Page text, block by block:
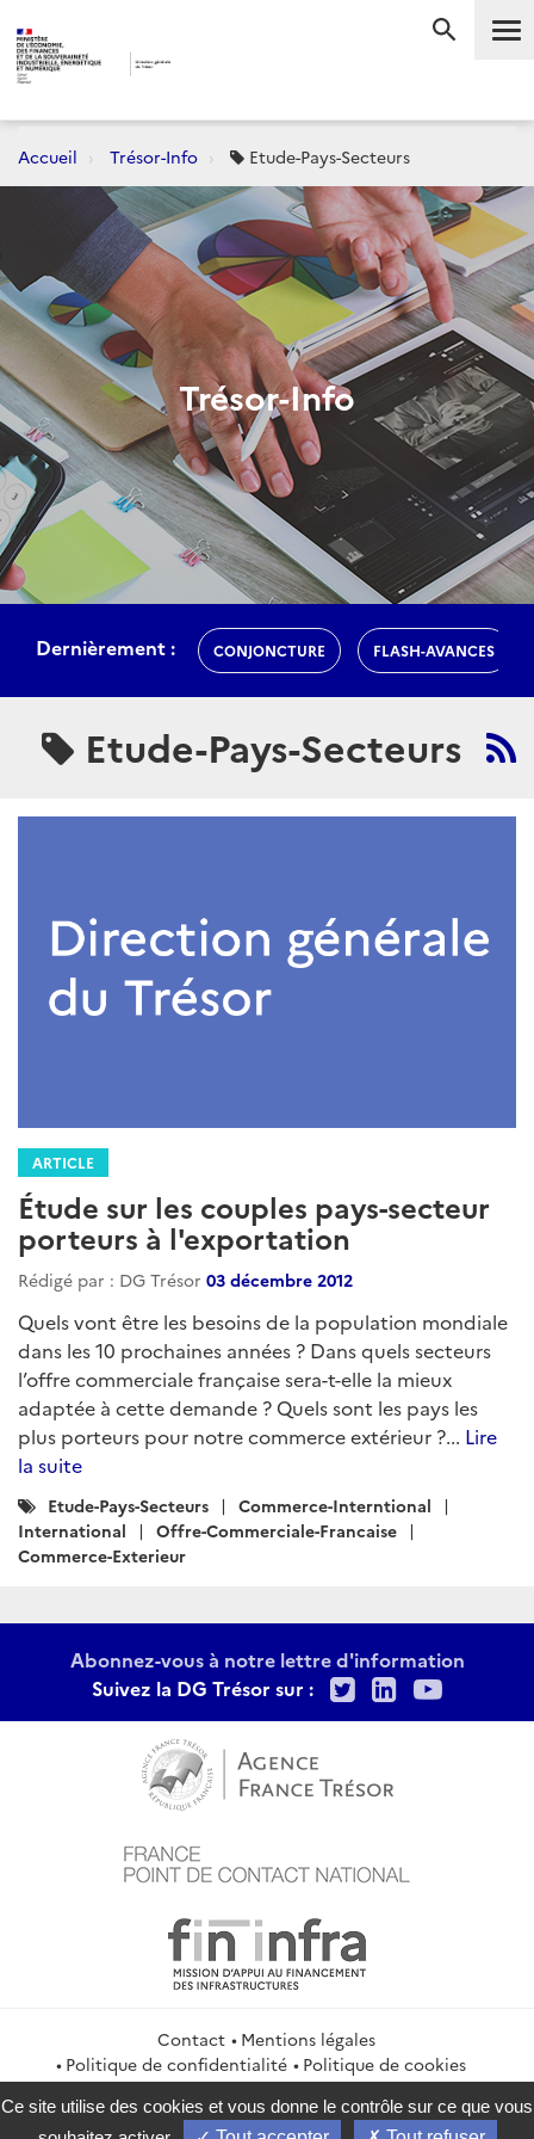
Accueil Trésor-Info Etude-Pays-Secteurs
Trésor-Info
Dernièrement : CONJONCTURE FLASH-AVANCES
Etude-Pays-Secteurs
ARTICLE
Étude sur les couples pays-secteur
porteurs à l'exportation
Rédigé par : DG Trésor 03 décembre 2012
Quels vont être les besoins de la population mondiale
dans les 10 prochaines années ? Dans quels secteurs
l’offre commerciale française sera-t-elle la mieux
adaptée à cette demande ? Quels sont les pays les
plus porteurs pour notre commerce extérieur ?... Lire
la suite
Catégories
:
Etude-Pays-Secteurs
Commerce-Interntional
International
Offre-Commerciale-Francaise
Commerce-Exterieur
Abonnez-vous à notre lettre d'information
Suivez la DG Trésor sur :
TwitterLinkedIn
Contact
Mentions légales
Politique de confidentialité
Politique de cookies
Gestion des cookies
Flux RSS
service-public.gouv.fr
legifrance.gouv.fr info.gouv.fr
Ce site utilise des cookies et vous donne le contrôle sur ce que vous